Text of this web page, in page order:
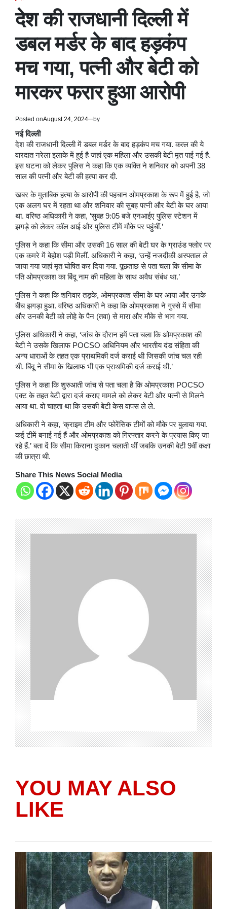
IN
देश की राजधानी दिल्ली में
डबल मर्डर के बाद हड़कंप
मच गया, पत्नी और बेटी को
मारकर फरार हुआ आरोपी
Posted onAugust 24, 2024 by
नई दिल्ली
देश की राजधानी दिल्ली में डबल मर्डर के बाद हड़कंप मच गया. कत्ल की ये
वारदात नरेला इलाके में हुई है जहां एक महिला और उसकी बेटी मृत पाई गई है.
इस घटना को लेकर पुलिस ने कहा कि एक व्यक्ति ने शनिवार को अपनी 38
साल की पत्नी और बेटी की हत्या कर दी.
खबर के मुताबिक हत्या के आरोपी की पहचान ओमप्रकाश के रूप में हुई है, जो
एक अलग घर में रहता था और शनिवार की सुबह पत्नी और बेटी के घर आया
था. वरिष्ठ अधिकारी ने कहा, ‘सुबह 9:05 बजे एनआईए पुलिस स्टेशन में
झगड़े को लेकर कॉल आई और पुलिस टीमें मौके पर पहुंचीं.’
पुलिस ने कहा कि सीमा और उसकी 16 साल की बेटी घर के ग्राउंड फ्लोर पर
एक कमरे में बेहोश पड़ी मिलीं. अधिकारी ने कहा, ‘उन्हें नजदीकी अस्पताल ले
जाया गया जहां मृत घोषित कर दिया गया. पूछताछ से पता चला कि सीमा के
पति ओमप्रकाश का बिंदू नाम की महिला के साथ अवैध संबंध था.’
पुलिस ने कहा कि शनिवार तड़के, ओमप्रकाश सीमा के घर आया और उनके
बीच झगड़ा हुआ. वरिष्ठ अधिकारी ने कहा कि ओमप्रकाश ने गुस्से में सीमा
और उनकी बेटी को लोहे के पैन (तवा) से मारा और मौके से भाग गया.
पुलिस अधिकारी ने कहा, ‘जांच के दौरान हमें पता चला कि ओमप्रकाश की
बेटी ने उसके खिलाफ POCSO अधिनियम और भारतीय दंड संहिता की
अन्य धाराओं के तहत एक प्राथमिकी दर्ज कराई थी जिसकी जांच चल रही
थी. बिंदू ने सीमा के खिलाफ भी एक प्राथमिकी दर्ज कराई थी.’
पुलिस ने कहा कि शुरुआती जांच से पता चला है कि ओमप्रकाश POCSO
एक्ट के तहत बेटी द्वारा दर्ज कराए मामले को लेकर बेटी और पत्नी से मिलने
आया था. वो चाहता था कि उसकी बेटी केस वापस ले ले.
अधिकारी ने कहा, ‘क्राइम टीम और फोरेंसिक टीमों को मौके पर बुलाया गया.
कई टीमें बनाई गई हैं और ओमप्रकाश को गिरफ्तार करने के प्रयास किए जा
रहे हैं.’ बता दें कि सीमा किराना दुकान चलाती थीं जबकि उनकी बेटी 9वीं कक्षा
की छात्रा थी.
Share This News Social Media
YOU MAY ALSO
LIKE